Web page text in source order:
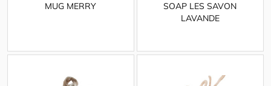
MUG MERRY
SOAP LES SAVON
LAVANDE